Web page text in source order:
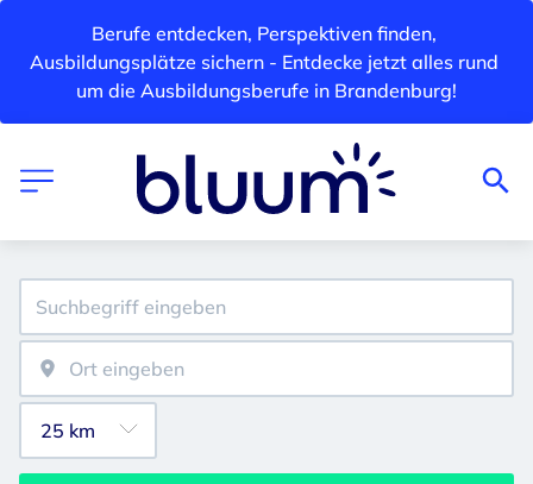
Berufe entdecken, Perspektiven finden,
Ausbildungsplätze sichern - Entdecke jetzt alles rund
um die Ausbildungsberufe in Brandenburg!